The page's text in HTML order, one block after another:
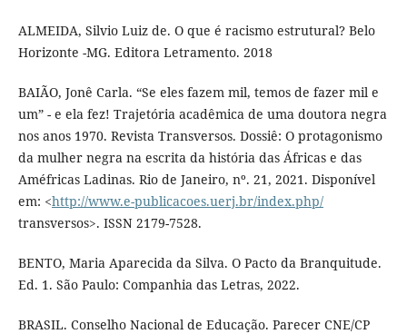
ALMEIDA, Silvio Luiz de. O que é racismo estrutural? Belo
Horizonte -MG. Editora Letramento. 2018
BAIÃO, Jonê Carla. “Se eles fazem mil, temos de fazer mil e
um” - e ela fez! Trajetória acadêmica de uma doutora negra
nos anos 1970. Revista Transversos. Dossiê: O protagonismo
da mulher negra na escrita da história das Áfricas e das
Améfricas Ladinas. Rio de Janeiro, nº. 21, 2021. Disponível
em: <http://www.e-publicacoes.uerj.br/index.php/
transversos>. ISSN 2179-7528.
BENTO, Maria Aparecida da Silva. O Pacto da Branquitude.
Ed. 1. São Paulo: Companhia das Letras, 2022.
BRASIL. Conselho Nacional de Educação. Parecer CNE/CP